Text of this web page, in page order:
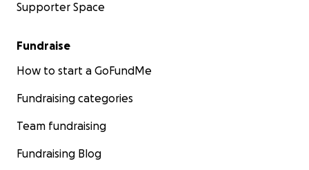
Supporter Space
Fundraise
How to start a GoFundMe
Fundraising categories
Team fundraising
Fundraising Blog